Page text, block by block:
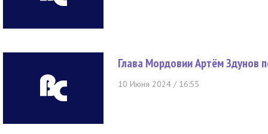
Глава Мордовии Артём Здунов
10 Июня 2024 / 16:55